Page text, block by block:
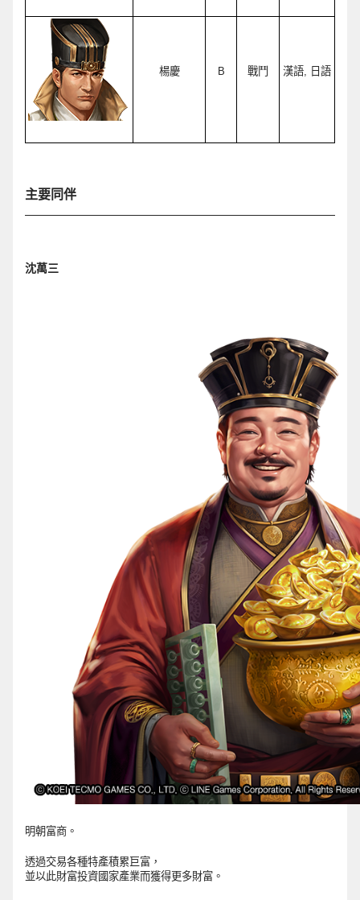
楊慶 B 戰鬥 漢語, 日語
主要同伴
沈萬三
明朝富商。
透過交易各種特產積累巨富，
並以此財富投資國家產業而獲得更多財富。